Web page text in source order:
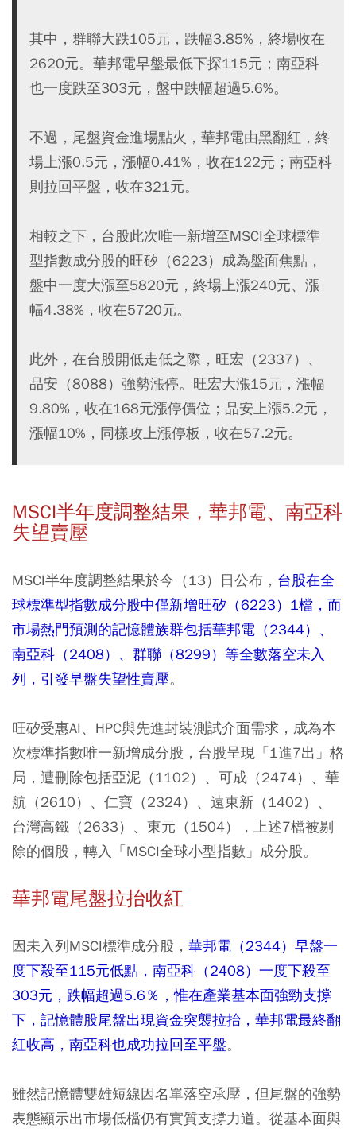
其中，群聯大跌105元，跌幅3.85%，終場收在
2620元。華邦電早盤最低下探115元；南亞科
也一度跌至303元，盤中跌幅超過5.6%。
不過，尾盤資金進場點火，華邦電由黑翻紅，終
場上漲0.5元，漲幅0.41%，收在122元；南亞科
則拉回平盤，收在321元。
相較之下，台股此次唯一新增至MSCI全球標準
型指數成分股的旺矽（6223）成為盤面焦點，
盤中一度大漲至5820元，終場上漲240元、漲
幅4.38%，收在5720元。
此外，在台股開低走低之際，旺宏（2337）、
品安（8088）強勢漲停。旺宏大漲15元，漲幅
9.80%，收在168元漲停價位；品安上漲5.2元，
漲幅10%，同樣攻上漲停板，收在57.2元。
MSCI半年度調整結果，華邦電、南亞科
失望賣壓
MSCI半年度調整結果於今（13）日公布， 台股在全
球標準型指數成分股中僅新增旺矽（6223）1檔，而
市場熱門預測的記憶體族群包括華邦電（2344）、
南亞科（2408）、群聯（8299）等全數落空未入
列，引發早盤失望性賣壓。
旺矽受惠AI、HPC與先進封裝測試介面需求，成為本
次標準指數唯一新增成分股，台股呈現「1進7出」格
局，遭刪除包括亞泥（1102）、可成（2474）、華
航（2610）、仁寶（2324）、遠東新（1402）、
台灣高鐵（2633）、東元（1504），上述7檔被剔
除的個股，轉入「MSCI全球小型指數」成分股。
華邦電尾盤拉抬收紅
因未入列MSCI標準成分股， 華邦電（2344）早盤一
度下殺至115元低點，南亞科（2408）一度下殺至
303元，跌幅超過5.6％，惟在產業基本面強勁支撐
下，記憶體股尾盤出現資金突襲拉抬，華邦電最終翻
紅收高，南亞科也成功拉回至平盤。
雖然記憶體雙雄短線因名單落空承壓，但尾盤的強勢
表態顯示出市場低檔仍有實質支撐力道。從基本面與